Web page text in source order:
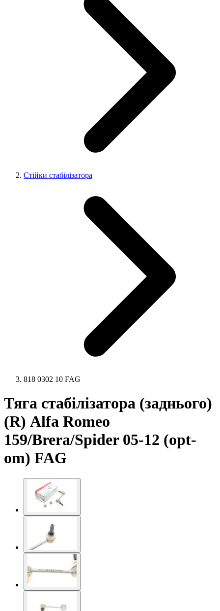
Стійки стабілізатора
818 0302 10 FAG
Тяга стабілізатора (заднього)
(R) Alfa Romeo
159/Brera/Spider 05-12 (opt-
om) FAG